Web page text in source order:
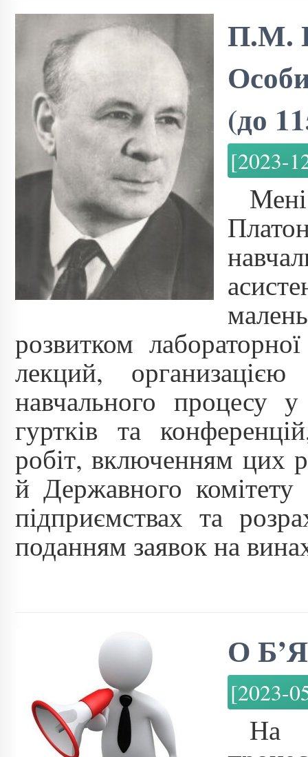
П.М.
(до
[2023-
розвитком
лекций,
навчального процесу
гуртків та
робіт, включенням цих
й Державного
підприємствах та
поданням заявок на
О
[2023-
На